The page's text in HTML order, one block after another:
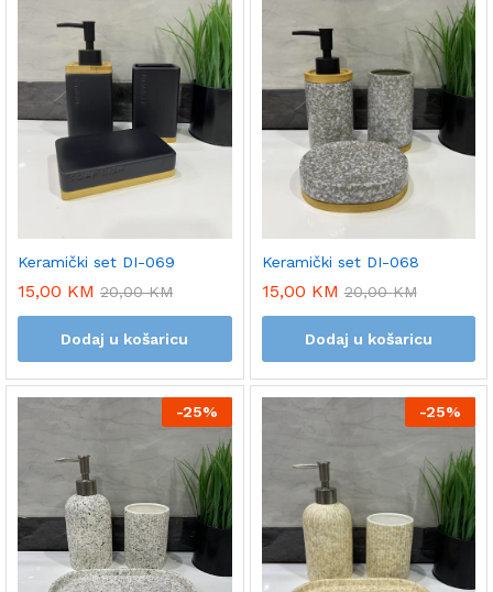
Keramički set DI-069
15,00 KM 20,00KM
Dodaj u košaricu
Keramički set DI-068
15,00 KM 20,00KM
Dodaj u košaricu
-25% -25%